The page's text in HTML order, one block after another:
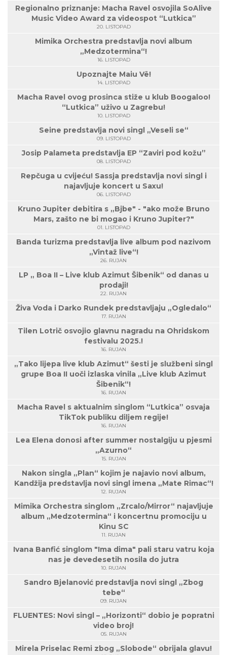
Regionalno priznanje: Macha Ravel osvojila SoAlive
Music Video Award za videospot “Lutkica”
20. LISTOPAD
Mimika Orchestra predstavlja novi album
„Medzotermina“!
16. LISTOPAD
Upoznajte Maiu Vë!
14. LISTOPAD
Macha Ravel ovog prosinca stiže u klub Boogaloo!
“Lutkica” uživo u Zagrebu!
10. LISTOPAD
Seine predstavlja novi singl „Veseli se“
09. LISTOPAD
Josip Palameta predstavlja EP “Zaviri pod kožu”
08. LISTOPAD
Repčuga u cvijeću! Sassja predstavlja novi singl i
najavljuje koncert u Saxu!
06. LISTOPAD
Kruno Jupiter debitira s „Bjbe" - "ako može Bruno
Mars, zašto ne bi mogao i Kruno Jupiter?"
01. LISTOPAD
Banda turizma predstavlja live album pod nazivom
„Vintaž live“!
26. RUJAN
LP „ Boa II – Live klub Azimut Šibenik“ od danas u
prodaji!
22. RUJAN
Živa Voda i Darko Rundek predstavljaju „Ogledalo“
17. RUJAN
Tilen Lotrič osvojio glavnu nagradu na Ohridskom
festivalu 2025.!
16. RUJAN
„Tako lijepa live klub Azimut“ šesti je službeni singl
grupe Boa II uoči izlaska vinila „Live klub Azimut
Šibenik“!
16. RUJAN
Macha Ravel s aktualnim singlom “Lutkica” osvaja
TikTok publiku diljem regije!
16. RUJAN
Lea Elena donosi after summer nostalgiju u pjesmi
„Azurno“
15. RUJAN
Nakon singla „Plan“ kojim je najavio novi album,
Kandžija predstavlja novi singl imena „Mate Rimac“!
12. RUJAN
Mimika Orchestra singlom „Zrcalo/Mirror“ najavljuje
album „Medzotermina“ i koncertnu promociju u
Kinu SC
11. RUJAN
Ivana Banfić singlom "Ima dima" pali staru vatru koja
nas je devedesetih nosila do jutra
10. RUJAN
Sandro Bjelanović predstavlja novi singl „Zbog
tebe“
09. RUJAN
FLUENTES: Novi singl – „Horizonti“ dobio je popratni
video broj!
05. RUJAN
Mirela Priselac Remi zbog „Slobode“ obrijala glavu!